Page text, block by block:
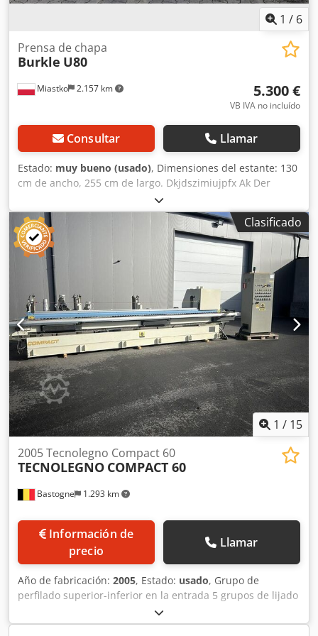
rápido de la mesa en la entrada y de la guía 10 mm Bomba
manual para la lubricación de la mesa, modelo estándar.
1 / 6
Miastko 2.157 km
Prensa de chapa
Burkle U80
5.300 €
VB IVA no incluído
Consultar Llamar
Estado: muy bueno (usado), Dimensiones del estante: 130
cm de ancho, 255 cm de largo. Dkjdszimiujpfx Ak Der
Clasificado
1 / 15
Bastogne 1.293 km
2005 Tecnolegno Compact 60
TECNOLEGNO COMPACT 60
Información de
precio
Llamar
Año de fabricación: 2005, Estado: usado, Grupo de
perfilado superior-inferior en la entrada 5 grupos de lijado
1 grupo de cepillo horizontal de acabado Regulador
electrónico de velocidad para lijado Ideal para fabricantes